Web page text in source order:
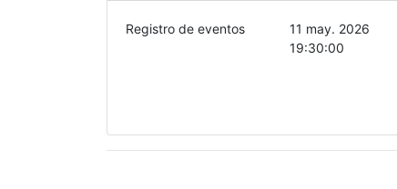
Registro de eventos
11 may. 2026
19:30:00